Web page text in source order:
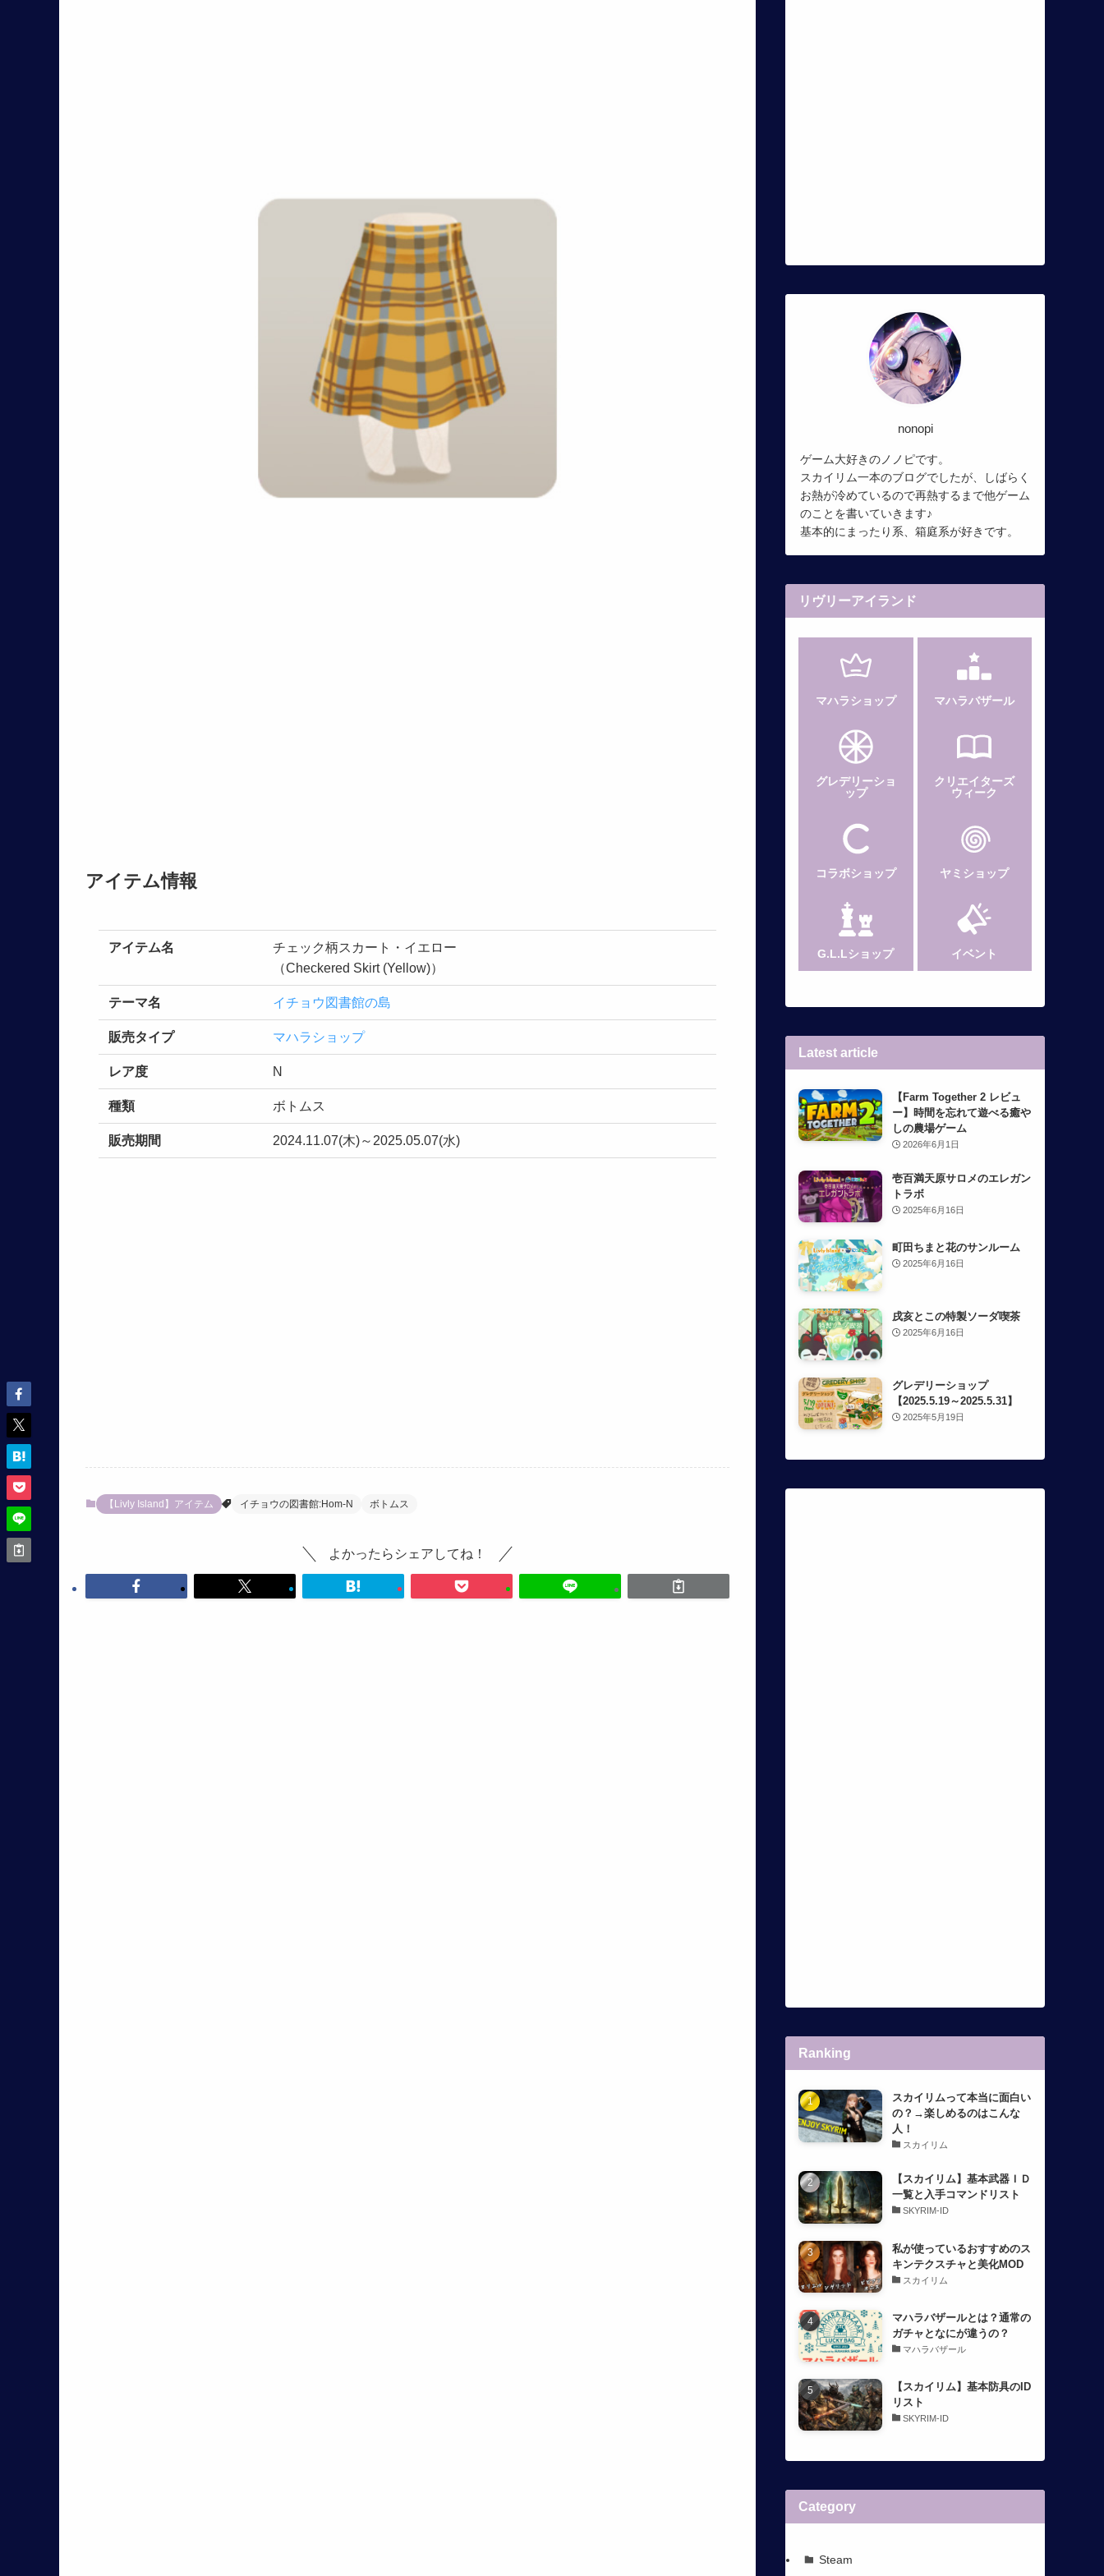
アイテム情報
アイテム名
チェック柄スカート・イエロー
（Checkered Skirt (Yellow)）
テーマ名 イチョウ図書館の島
販売タイプ マハラショップ
レア度 N
種類 ボトムス
販売期間 2024.11.07(木)～2025.05.07(水)
【Livly Island】アイテム イチョウの図書館:Hom-N ボトムス
よかったらシェアしてね！
nonopi
ゲーム大好きのノノピです。
スカイリム一本のブログでしたが、しばらく
お熱が冷めているので再熱するまで他ゲーム
のことを書いていきます♪
基本的にまったり系、箱庭系が好きです。
リヴリーアイランド
マハラショップ マハラバザール
グレデリーショ
ップ
クリエイターズ
ウィーク
コラボショップ ヤミショップ
G.L.Lショップ イベント
Latest article
【Farm Together 2 レビュ
ー】時間を忘れて遊べる癒や
しの農場ゲーム
2026年6月1日
壱百満天原サロメのエレガン
トラボ
2025年6月16日
町田ちまと花のサンルーム
2025年6月16日
戌亥とこの特製ソーダ喫茶
2025年6月16日
グレデリーショップ
【2025.5.19～2025.5.31】
2025年5月19日
Ranking
スカイリムって本当に面白い
の？→楽しめるのはこんな
人！
スカイリム
【スカイリム】基本武器ＩＤ
一覧と入手コマンドリスト
SKYRIM-ID
私が使っているおすすめのス
キンテクスチャと美化MOD
スカイリム
マハラバザールとは？通常の
ガチャとなにが違うの？
マハラバザール
【スカイリム】基本防具のID
リスト
SKYRIM-ID
Category
Steam